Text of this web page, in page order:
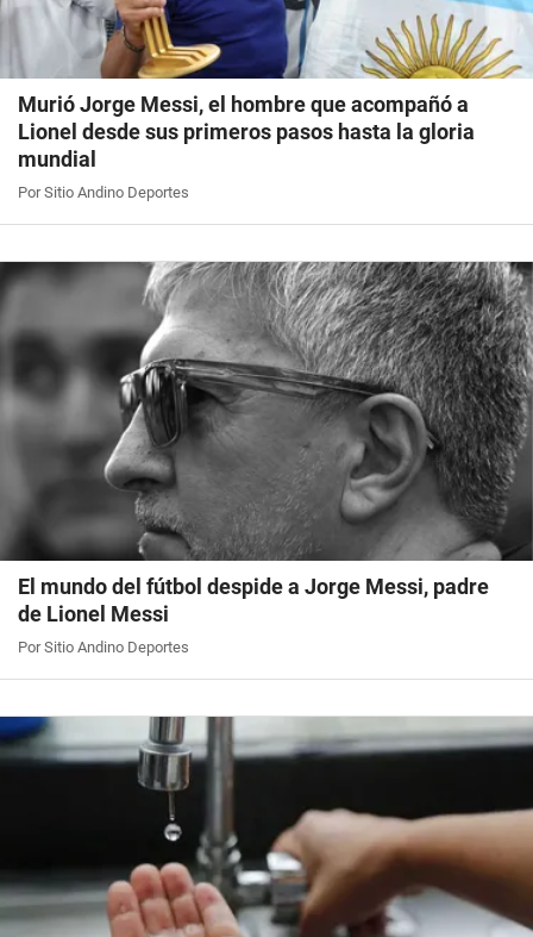
Murió Jorge Messi, el hombre que acompañó a
Lionel desde sus primeros pasos hasta la gloria
mundial
Por Sitio Andino Deportes
El mundo del fútbol despide a Jorge Messi, padre
de Lionel Messi
Por Sitio Andino Deportes